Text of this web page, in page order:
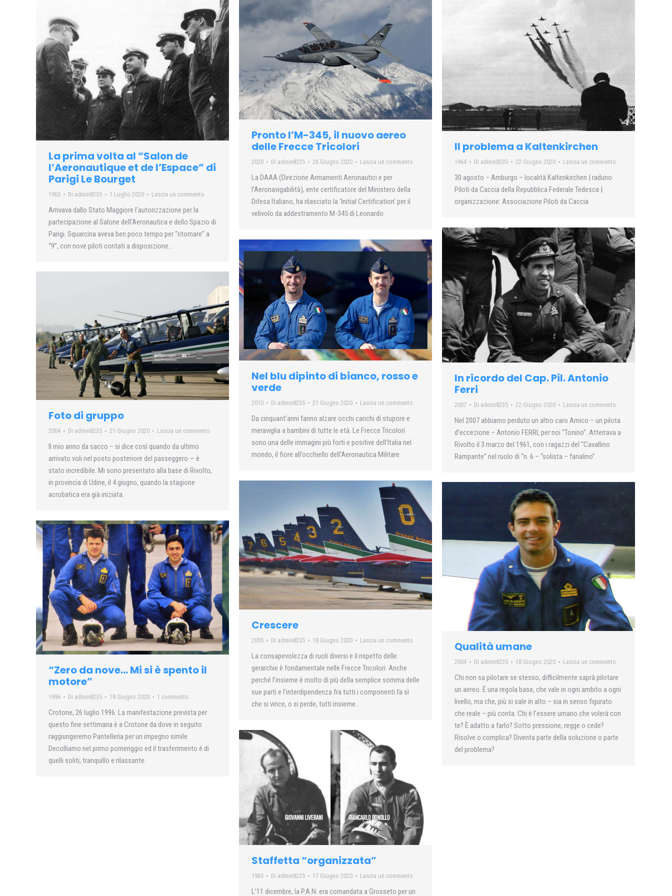
La prima volta al “Salon de
l’Aeronautique et de l’Espace” di
Parigi Le Bourget
1963 Di admin8235 1 Luglio 2020 Lascia un commento
Arrivava dallo Stato Maggiore l’autorizzazione per la
partecipazione al Salone dell’Aeronautica e dello Spazio di
Parigi. Squarcina aveva ben poco tempo per “ritornare” a
“9”, con nove piloti contati a disposizione…
Pronto l’M-345, il nuovo aereo
delle Frecce Tricolori
2020 Di admin8235 26 Giugno 2020 Lascia un commento
La DAAA (Direzione Armamenti Aeronautici e per
l’Aeronavigabilità), ente certificatore del Ministero della
Difesa Italiano, ha rilasciato la ‘Initial Certification’ per il
velivolo da addestramento M-345 di Leonardo
Il problema a Kaltenkirchen
1964 Di admin8235 22 Giugno 2020 Lascia un commento
30 agosto – Amburgo – località Kaltenkirchen | raduno
Piloti da Caccia della Repubblica Federale Tedesca |
organizzazione: Associazione Piloti da Caccia
In ricordo del Cap. Pil. Antonio
Ferri
2007 Di admin8235 22 Giugno 2020 Lascia un commento
Nel 2007 abbiamo perduto un altro caro Amico – un pilota
d’eccezione – Antonio FERRI, per noi “Tonino”. Atterrava a
Rivolto il 3 marzo del 1961, con i ragazzi del “Cavallino
Rampante” nel ruolo di “n. 6 – “solista – fanalino”.
Nel blu dipinto di bianco, rosso e
verde
2010 Di admin8235 21 Giugno 2020 Lascia un commento
Da cinquant’anni fanno alzare occhi carichi di stupore e
meraviglia a bambini di tutte le età. Le Frecce Tricolori
sono una delle immagini più forti e positive dell’Italia nel
mondo, il fiore all’occhiello dell’Aeronautica Militare.
Foto di gruppo
2004 Di admin8235 21 Giugno 2020 Lascia un commento
Il mio anno da sacco – si dice così quando da ultimo
arrivato voli nel posto posteriore del passeggero — è
stato incredibile. Mi sono presentato alla base di Rivolto,
in provincia di Udine, il 4 giugno, quando la stagione
acrobatica era già iniziata.
Crescere
2005 Di admin8235 18 Giugno 2020 Lascia un commento
La consapevolezza di ruoli diversi e il rispetto delle
gerarchie è fondamentale nelle Frecce Tricolori. Anche
perché l’insieme è molto di più della semplice somma delle
sue parti e l’interdipendenza fra tutti i componenti fa sì
che si vince, o si perde, tutti insieme.
Qualità umane
2004 Di admin8235 18 Giugno 2020 Lascia un commento
Chi non sa pilotare se stesso, difficilmente saprà pilotare
un aereo. È una regola base, che vale in ogni ambito a ogni
livello, ma che, più si sale in alto – sia in senso figurato
che reale – più conta. Chi è l’essere umano che volerà con
te? È adatto a farlo? Sotto pressione, regge o cede?
Risolve o complica? Diventa parte della soluzione o parte
del problema?
“Zero da nove… Mi si è spento il
motore”
1996 Di admin8235 18 Giugno 2020 1 commento
Crotone, 26 luglio 1996. La manifestazione prevista per
questo fine settimana è a Crotone da dove in seguito
raggiungeremo Pantelleria per un impegno simile.
Decolliamo nel primo pomeriggio ed il trasferimento è di
quelli soliti, tranquillo e rilassante.
Staffetta “organizzata”
1965 Di admin8235 17 Giugno 2020 Lascia un commento
L’11 dicembre, la P.A.N. era comandata a Grosseto per un